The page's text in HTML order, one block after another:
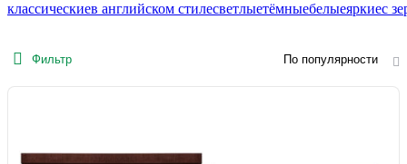
классическиев английском стилесветлыетёмныебелыеяркиес
Фильтр По популярности